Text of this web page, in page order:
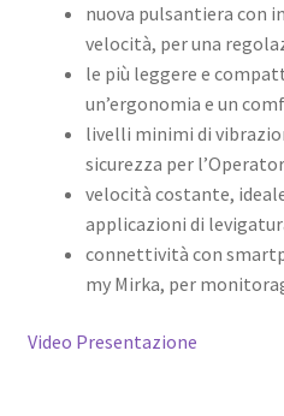
nuova pulsantiera con
velocità, per una
le più leggere e
un’ergonomia e un
livelli minimi di
sicurezza per
velocità costante,
applicazioni di
connettività con
my Mirka, per
Video Presentazione